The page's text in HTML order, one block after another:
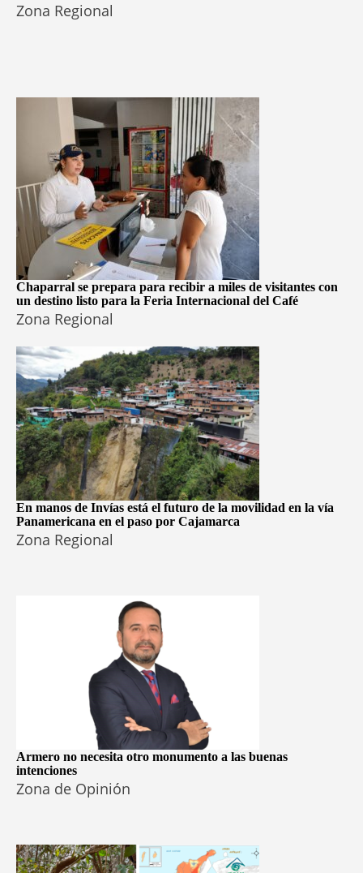
Zona Regional
Chaparral se prepara para recibir a miles de visitantes con
un destino listo para la Feria Internacional del Café
Zona Regional
En manos de Invías está el futuro de la movilidad en la vía
Panamericana en el paso por Cajamarca
Zona Regional
Armero no necesita otro monumento a las buenas
intenciones
Zona de Opinión